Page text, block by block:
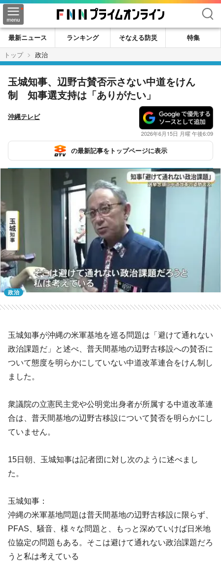
検索
最新ニュース ランキング そなえる防災
特集
トップ
政治
玉城知事、辺野古賛否示さない中道をけん
制 知事選支持は「ありがたい」
沖縄テレビ
2026年6月15日 月曜 午後6:09
の最新記事をトップページに表示
政治
玉城知事が沖縄の米軍基地を巡る問題は「避けて通れない
政治課題だ」と述べ、普天間基地の辺野古移設への賛否に
ついて態度を明らかにしていない中道改革連合をけん制し
ました。
衆議院の立憲民主党や公明党出身者が所属する中道改革連
合は、普天間基地の辺野古移設について賛否を明らかにし
ていません。
15日朝、玉城知事は記者団に対し次のように述べまし
た。
玉城知事：
沖縄の米軍基地問題は普天間基地の辺野古移設に限らず、
PFAS、騒音、様々な問題と、もっと深めていけば日米地
位協定の問題もある。そこは避けて通れない政治課題だろ
うと私は考えている